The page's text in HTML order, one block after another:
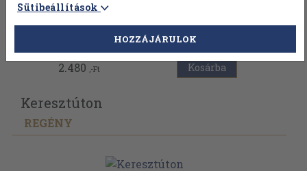
Vissza az előző oldalra
2.480 ,-Ft Kosárba
Keresztúton
REGÉNY
Sütibeállítások
HOZZÁJÁRULOK